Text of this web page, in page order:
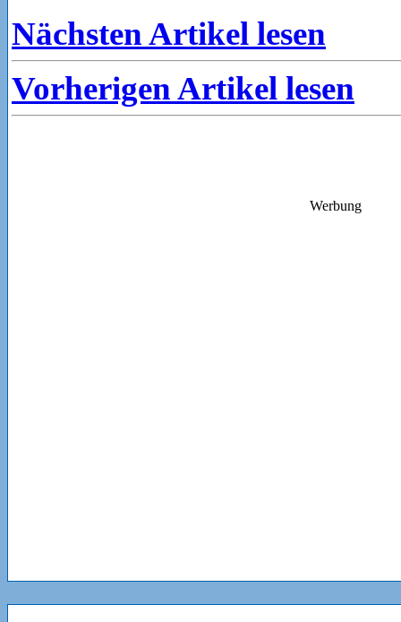
Nächsten Artikel lesen
Vorherigen Artikel lesen
Werbung